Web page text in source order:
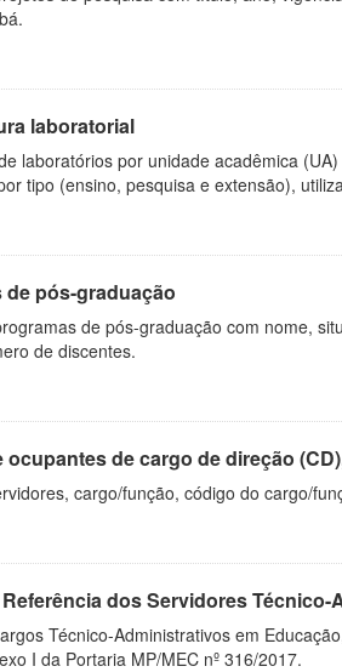
laboratorial
laboratórios por unidade acadêmica
tipo (ensino, pesquisa e extensão),
de pós-graduação
de pós-graduação com nome,
de discentes.
ocupantes de cargo de direção
cargo/função, código do cargo/
dos Servidores
Técnico-Administrativos em
I da Portaria MP/MEC nº 316/2017.